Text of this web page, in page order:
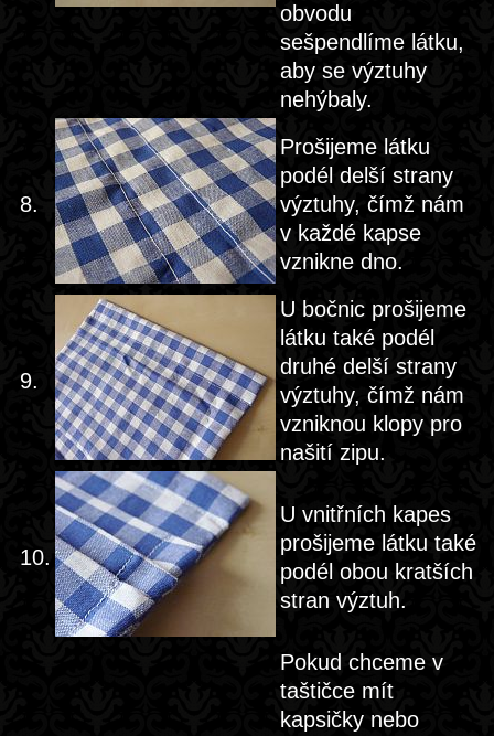
obvodu
sešpendlíme látku,
aby se výztuhy
nehýbaly.
8.
Prošijeme látku
podél delší strany
výztuhy, čímž nám
v každé kapse
vznikne dno.
9.
U bočnic prošijeme
látku také podél
druhé delší strany
výztuhy, čímž nám
vzniknou klopy pro
našití zipu.
10.
U vnitřních kapes
prošijeme látku také
podél obou kratších
stran výztuh.
Pokud chceme v
taštičce mít
kapsičky nebo